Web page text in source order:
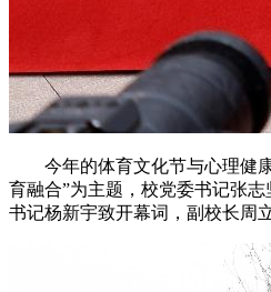
今年的体育文化节与心理健
育融合”为主题，校党委书记张
书记杨新宇致开幕词，副校长周